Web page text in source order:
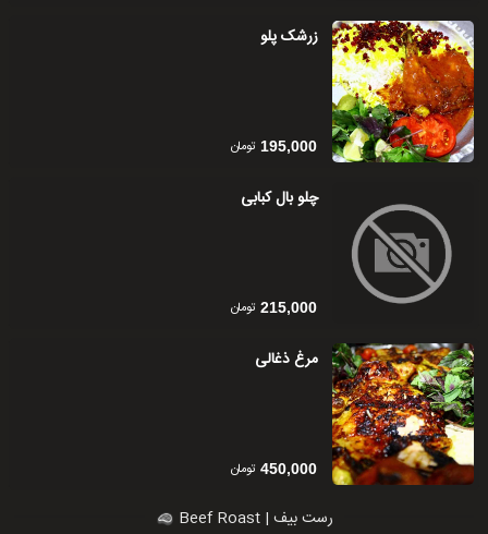
زرشک پلو
195,000 تومان
چلو بال کبابی
215,000 تومان
مرغ ذغالی
450,000 تومان
رست بیف | Beef Roast